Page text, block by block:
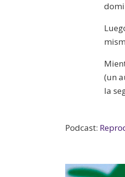
(un
la
Podcast: